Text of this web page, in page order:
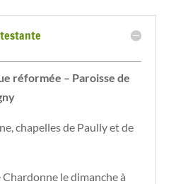
réformée – Paroisse de
chapelles de Paully et de
Chardonne le dimanche à